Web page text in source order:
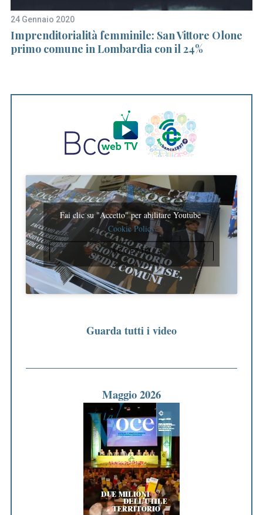
24 Gennaio 2020
Imprenditorialità femminile: San Vittore Olone
primo comune in Lombardia con il 24%
Fai clic su "Accetto" per abilitare Youtube
Cookie Policy
ACCETTO
Guarda tutti i video
Maggio 2026